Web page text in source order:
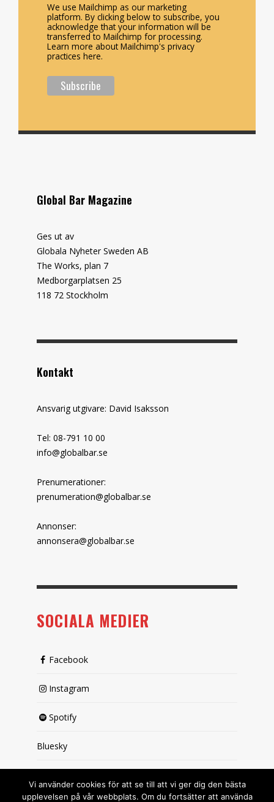
We use Mailchimp as our marketing
platform. By clicking below to subscribe, you
acknowledge that your information will be
transferred to Mailchimp for processing.
Learn more about Mailchimp's privacy
practices here.
Global Bar Magazine
Ges ut av
Globala Nyheter Sweden AB
The Works, plan 7
Medborgarplatsen 25
118 72 Stockholm
Kontakt
Ansvarig utgivare: David Isaksson
Tel: 08-791 10 00
info@globalbar.se
Prenumerationer:
prenumeration@globalbar.se
Annonser:
annonsera@globalbar.se
SOCIALA MEDIER
Facebook
Instagram
Spotify
Bluesky
Vi använder cookies för att se till att vi ger dig den bästa
upplevelsen på vår webbplats. Om du fortsätter att använda